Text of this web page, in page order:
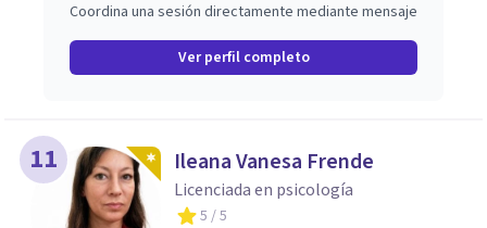
Coordina una sesión directamente mediante mensaje
Ver perfil completo
11 Ileana Vanesa Frende
Licenciada en psicología
5 / 5